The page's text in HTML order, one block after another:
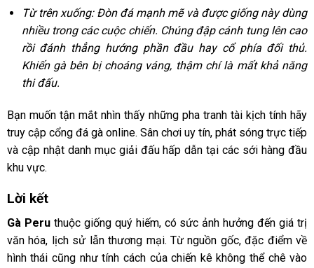
Từ trên xuống: Đòn đá mạnh mẽ và được giống này dùng
nhiều trong các cuộc chiến. Chúng đập cánh tung lên cao
rồi đánh thẳng hướng phần đầu hay cổ phía đối thủ.
Khiến gà bên bị choáng váng, thậm chí là mất khả năng
thi đấu.
Bạn muốn tận mắt nhìn thấy những pha tranh tài kịch tính hãy
truy cập cổng đá gà online. Sân chơi uy tín, phát sóng trực tiếp
và cập nhật danh mục giải đấu hấp dẫn tại các sới hàng đầu
khu vực.
Lời kết
Gà Peruthuộc giống quý hiếm, có sức ảnh hưởng đến giá trị
văn hóa, lịch sử lẫn thương mại. Từ nguồn gốc, đặc điểm về
hình thái cũng như tính cách của chiến kê không thể chê vào